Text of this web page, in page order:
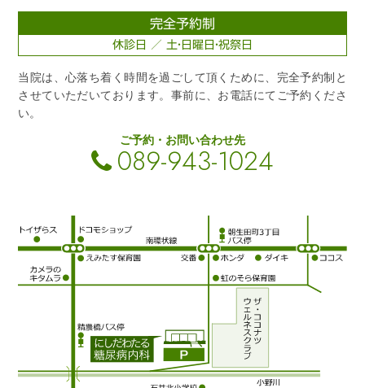
完全予約制
休診日 ／ 土・日曜日・祝祭日
当院は、心落ち着く時間を過ごして頂くために、完全予約制と
させていただいております。事前に、お電話にてご予約くださ
い。
ご予約・お問い合わせ先
089-943-1024